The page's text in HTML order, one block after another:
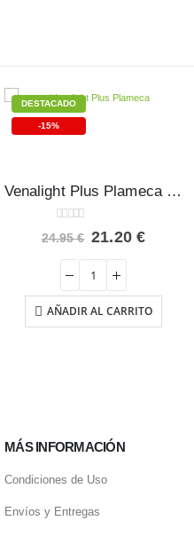
DESTACADO
-15%
Venalight Plus Plameca 20 viales
0out of 5
24.95€ El
original
era:
24.95 €.
21.20 €El
21.20
AÑADIR AL CARRITO
MÁS INFORMACIÓN
Condiciones de Uso
Envíos y Entregas